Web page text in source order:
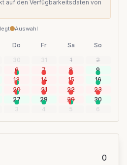
auf den Verfügbarkeitsdaten von
Auswahl
Do Fr Sa
So
30 31 1
2
6 7 8
9
13 14 15
16
20 21 22
23
27 28 29
30
3 4 5 6
0